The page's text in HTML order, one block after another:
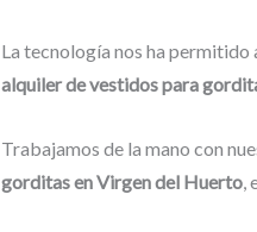
La tecnología nos ha permitido
alquiler de vestidos para
Trabajamos de la mano con
gorditas en Virgen del Huerto,